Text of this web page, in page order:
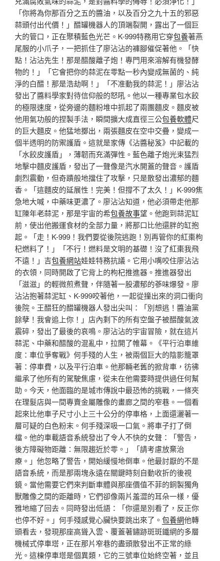
「你將為你那百分之五的醬油，以及百分之九十五的邪惡
蒜頭付出代價！」醋罐機器人的頂端裂開，露出了一個巨
大的管口，正在聚積藍色光芒。K-999特務用它穿包養著燕
尾服的小爪子，一把抓住了廖沾沾的褲腳催促著他。「快
點！沾沾先生！那是醋酸離子炮！專門用來溶解有機發酵
物的！」「它會把你的蒜泥在零點一秒內變成無菌的、純
淨的白醋！那是浩劫啊！」「不准動我的蒜泥！」廖沾沾
發出了醬料學家對待信仰般的怒吼。他以一種專業包水餃
的極限速度，從旁邊的麵粉堆中抓起了兩團麵皮。麵皮被
他用氣功般的捏製手法，瞬間擴大成直徑三公包養軟體尺
的巨大麵皮。他猛地擲出，兩張麵皮在空中交疊，變成一
個半透明的防禦護盾。這就是家傳《沾醬秘笈》中記載的
「水餃皮護盾」，薄韌而充滿彈性。藍色離子炮光束猛烈
地擊中麵皮護盾，發出了一聲像是汽水開蓋的聲音。護盾
劇烈震動，但奇蹟般地擋住了攻擊，只是散發出濃郁的麵
香。「這麵皮的延展性！完美！但撐不了太久！」K-999焦
急地大喊，中藥味更濃了。廖沾沾知道，他必須帶走他那
缸陳年老蒜泥，那是宇宙的希包養故事望。他跑到蒜泥缸
前，使出他搬運食材的全部力量，將那口比他還胖的缸抱
起。「走！K-999！我們要從後院逃跑！別再管你的紅棗枸
杞燃料了！」「不行！燃料是文明的基礎！沒了紅棗我飛
不遠！」吉包養網站娃娃特務抗議。它用小嘴咬住廖沾沾
的衣領，同時開啟了它背上的枸杞推進器。推進器發出
「滋滋」的輕微煎煮聲，伴隨著一股濃郁的蔘味爆發。廖
沾沾抱著蒜泥缸、K-999咬著他，一起從撞出來的洞口衝向
後院。王醋狂的醋罐機器人發出尖叫：「別想逃！醬油黨
餘孽！我會追上你！」店內剩下的所有空盤子被醋酸氣波
震碎，發出了最後的哀鳴。廖沾沾的宇宙冒險，就在這片
蒜泥、中藥和醋酸的混亂中，拉開了帷幕。《平行泊車維
度：車位爭奪戰》何手殘的人生，被兩個巨大的陰影籠罩
著：停車費，以及平行泊車。他那輛老舊的掀背車，彷彿
繼承了他所有的駕駛焦慮，從未在他需要時提供過任何幫
助。今天，他面臨的是城市傳說中最恐怖的挑戰，一條夾
在理髮店與一間專賣金屬雕像的畫廊之間的窄巷。一個看
起來比他車子尺寸小上三十公分的停車格，上面還灑著一
層可疑的白色粉末。何手殘深吸一口氣。將車子打了倒
檔。他的車載語音系統發出了令人不快的女聲：「警告，
後方障礙物距離：無限趨近於零。」「請考慮放棄治
療。」他忽略了警告，開始緩慢地倒車。他最討厭的不是
語音系統，而是那兩塊永遠在關鍵時刻自動收折的後視
鏡。當他需要它們來判斷車體與那座價值不菲的銅製獨角
獸雕像之間的距離時，它們卻像兩片羞澀的耳朵一樣，優
雅地縮了回去。同時發出低語：「你還是別看了，反正你
也停不好。」何手殘感覺心臟快要跳出來了。 包養網他轉
頭看去，發現那座高聳入雲、覆蓋著鏽跡斑斑鐵網的多層
機械式停車塔，正在那片窄巷的盡頭散發出不正常的綠
光。這棟停車塔是個異類，它的三號車位始終空著，並且